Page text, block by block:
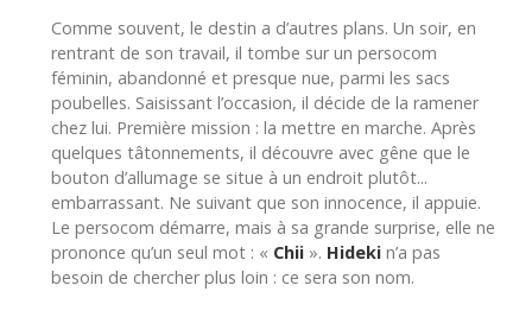
Comme souvent, le destin a d’autres plans. Un soir, en
rentrant de son travail, il tombe sur un persocom
féminin, abandonné et presque nue, parmi les sacs
poubelles. Saisissant l’occasion, il décide de la ramener
chez lui. Première mission : la mettre en marche. Après
quelques tâtonnements, il découvre avec gêne que le
bouton d’allumage se situe à un endroit plutôt...
embarrassant. Ne suivant que son innocence, il appuie.
Le persocom démarre, mais à sa grande surprise, elle ne
prononce qu’un seul mot : « Chii ». Hideki n’a pas
besoin de chercher plus loin : ce sera son nom.